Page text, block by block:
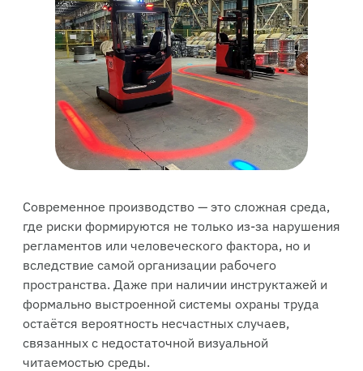
Современное производство — это сложная среда,
где риски формируются не только из-за нарушения
регламентов или человеческого фактора, но и
вследствие самой организации рабочего
пространства. Даже при наличии инструктажей и
формально выстроенной системы охраны труда
остаётся вероятность несчастных случаев,
связанных с недостаточной визуальной
читаемостью среды.